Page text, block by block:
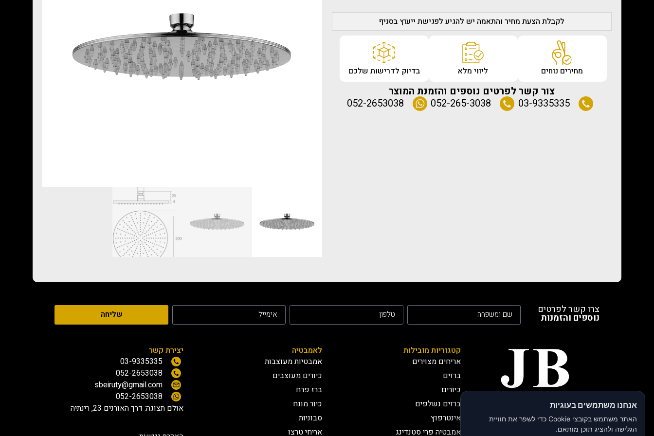
לקבלת הצעת מחיר והתאמה יש להגיע לפגישת ייעוץ בסניף
מחירים נוחים ליווי מלא בדיוק לדרישות שלכם
צור קשר לפרטים נוספים והזמנת המוצר
03-9335335
052-265-3038
052-2653038
צרו קשר לפרטים
נוספים והזמנות שליחה
יבואנים רשמיים
קטגוריות מובילות
אריחים מצוירים
ברזים
כיורים
ברזים נשלפים
אינטרפוץ
אמבטיה פרי סטנדינג
לאמבטיה
אמבטיות מעוצבות
כיורים מעוצבים
ברז פרח
כיור מונח
סבוניות
אריחי טרצו
יצירת קשר
03-9335335
052-2653038
sbeiruty@gmail.com
052-2653038
אולם תצוגה: דרך האורנים 23, רינתיה אנחנו משתמשים בעוגיות
האתר משתמש בקובצי Cookie כדי לשפר את חוויית
הגלישה ולהציג תוכן מותאם.